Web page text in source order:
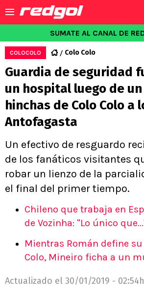
SUMATE AL CANAL DE
COLOCOLO Colo Colo
Guardia de seguridad
un hospital luego de
hinchas de Colo Colo a
Antofagasta
Un efectivo de resguardo
de los fanáticos visitantes
robar un lienzo de la
el final del primer tiempo.
Chileno que trabaja en
de Vozinha: "Lo único
Mientras Román define
Colo, Mineiro ficha a un
Actualizado el 30/01/2019 -